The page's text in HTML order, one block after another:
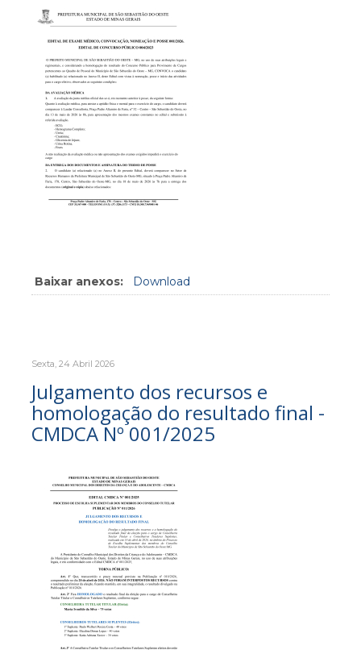
Baixar anexos: Download
Sexta, 24 Abril 2026
Julgamento dos recursos e
homologação do resultado final -
CMDCA Nº 001/2025